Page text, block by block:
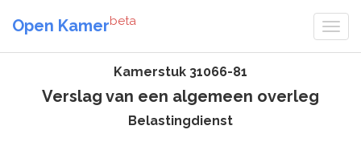
Open Kamerbeta
Kamerstuk 31066-81
Verslag van een algemeen overleg
Belastingdienst